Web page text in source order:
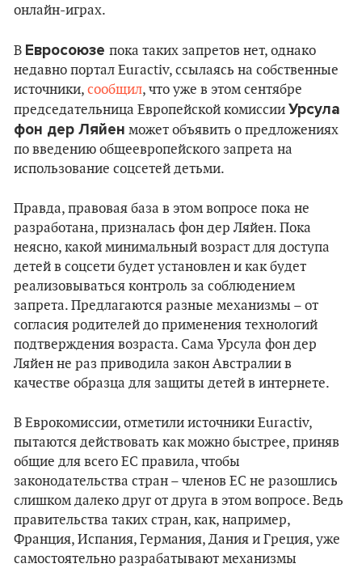
онлайн-играх.
В Евросоюзе пока таких запретов нет, однако
недавно портал Euractiv, ссылаясь на собственные
источники, сообщил, что уже в этом сентябре
председательница Европейской комиссии Урсула
фон дер Ляйен может объявить о предложениях
по введению общеевропейского запрета на
использование соцсетей детьми.
Правда, правовая база в этом вопросе пока не
разработана, призналась фон дер Ляйен. Пока
неясно, какой минимальный возраст для доступа
детей в соцсети будет установлен и как будет
реализовываться контроль за соблюдением
запрета. Предлагаются разные механизмы – от
согласия родителей до применения технологий
подтверждения возраста. Сама Урсула фон дер
Ляйен не раз приводила закон Австралии в
качестве образца для защиты детей в интернете.
В Еврокомиссии, отметили источники Euractiv,
пытаются действовать как можно быстрее, приняв
общие для всего ЕС правила, чтобы
законодательства стран – членов ЕС не разошлись
слишком далеко друг от друга в этом вопросе. Ведь
правительства таких стран, как, например,
Франция, Испания, Германия, Дания и Греция, уже
самостоятельно разрабатывают механизмы